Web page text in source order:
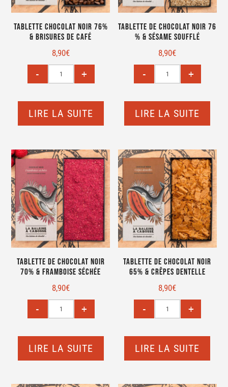
Tablette Chocolat noir 76%
& brisures de café
8,90€
LIRE LA SUITE
Tablette de chocolat noir 76
% & sésame soufflé
8,90€
LIRE LA SUITE
Tablette de chocolat noir
70% & framboise séchée
8,90€
LIRE LA SUITE
Tablette de chocolat noir
65% & crêpes dentelle
8,90€
LIRE LA SUITE